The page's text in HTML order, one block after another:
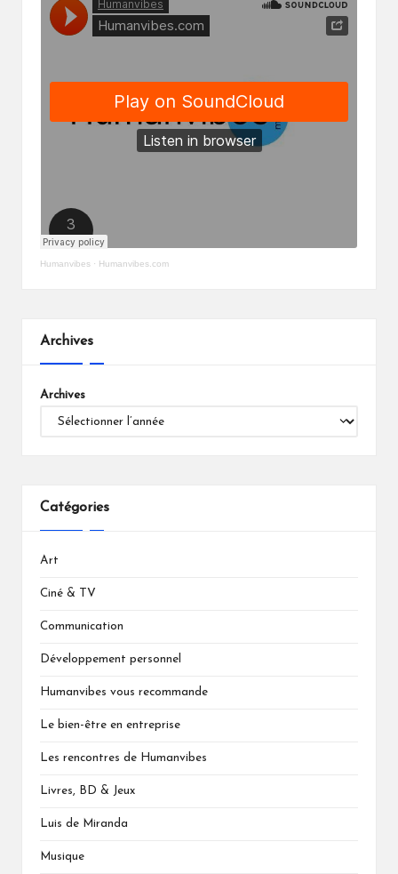
Humanvibes · Humanvibes.com
Archives
Archives
Catégories
Art
Ciné & TV
Communication
Développement personnel
Humanvibes vous recommande
Le bien-être en entreprise
Les rencontres de Humanvibes
Livres, BD & Jeux
Luis de Miranda
Musique